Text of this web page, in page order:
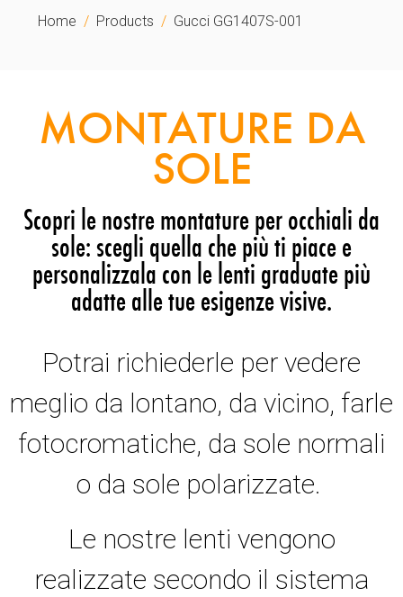
Home Products Gucci GG1407S-001
MONTATURE DA
SOLE
Scopri le nostre montature per occhiali da
sole: scegli quella che più ti piace e
personalizzala con le lenti graduate più
adatte alle tue esigenze visive.
Potrai richiederle per vedere
meglio da lontano, da vicino, farle
fotocromatiche, da sole normali
o da sole polarizzate.
Le nostre lenti vengono
realizzate secondo il sistema